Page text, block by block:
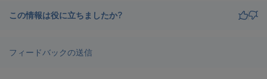
この情報は役に立ちましたか?
フィードバックの送信